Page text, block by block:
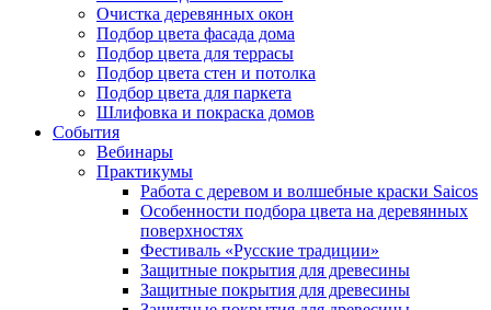
Очистка деревянных окон
Подбор цвета фасада дома
Подбор цвета для террасы
Подбор цвета стен и потолка
Подбор цвета для паркета
Шлифовка и покраска домов
События
Вебинары
Практикумы
Работа с деревом и волшебные краски Saicos
Особенности подбора цвета на деревянных
поверхностях
Фестиваль «Русские традиции»
Защитные покрытия для древесины
Защитные покрытия для древесины